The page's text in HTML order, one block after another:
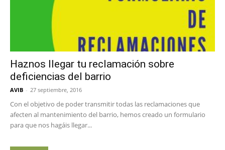
Haznos llegar tu reclamación sobre
deficiencias del barrio
AVIB - 27 septiembre, 2016
Con el objetivo de poder transmitir todas las reclamaciones que
afecten al mantenimiento del barrio, hemos creado un formulario
para que nos hagáis llegar...